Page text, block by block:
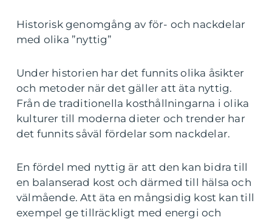
Historisk genomgång av för- och nackdelar
med olika ”nyttig”
Under historien har det funnits olika åsikter
och metoder när det gäller att äta nyttig.
Från de traditionella kosthållningarna i olika
kulturer till moderna dieter och trender har
det funnits såväl fördelar som nackdelar.
En fördel med nyttig är att den kan bidra till
en balanserad kost och därmed till hälsa och
välmående. Att äta en mångsidig kost kan till
exempel ge tillräckligt med energi och